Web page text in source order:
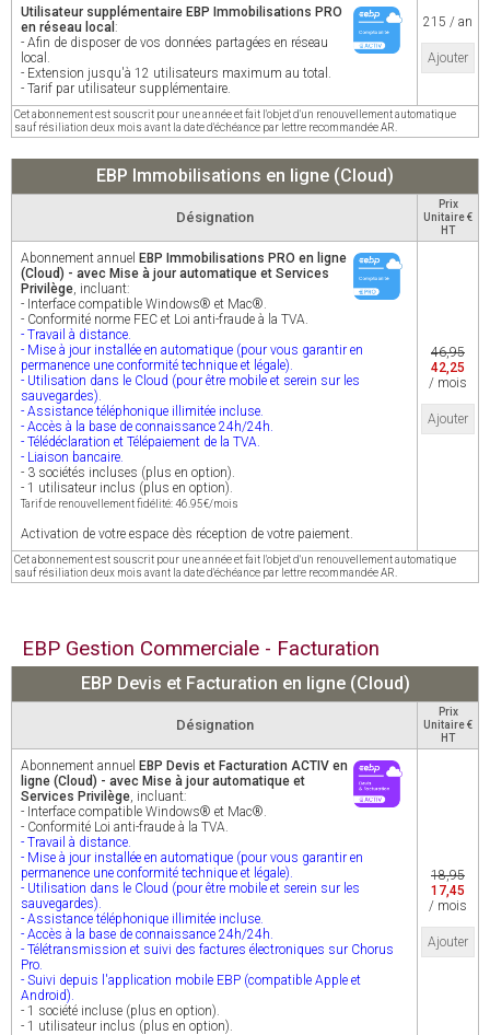
Utilisateur supplémentaire EBP Immobilisations PRO
en réseau local :
- Afin de disposer de vos données partagées en réseau
local.
- Extension jusqu'à 12 utilisateurs maximum au total.
- Tarif par utilisateur supplémentaire.
215 / an
Ajouter
Cet abonnement est souscrit pour une année et fait l'objet d'un renouvellement automatique
sauf résiliation deux mois avant la date d'échéance par lettre recommandée AR.
EBP Immobilisations en ligne (Cloud)
Désignation
Prix
Unitaire €
HT
Abonnement annuel EBP Immobilisations PRO en ligne
(Cloud) - avec Mise à jour automatique et Services
Privilège, incluant:
- Interface compatible Windows® et Mac®.
- Conformité norme FEC et Loi anti-fraude à la TVA.
- Travail à distance.
- Mise à jour installée en automatique (pour vous garantir en
permanence une conformité technique et légale).
- Utilisation dans le Cloud (pour être mobile et serein sur les
sauvegardes).
- Assistance téléphonique illimitée incluse.
- Accès à la base de connaissance 24h/24h.
- Télédéclaration et Télépaiement de la TVA.
- Liaison bancaire.
- 3 sociétés incluses (plus en option).
- 1 utilisateur inclus (plus en option).
Tarif de renouvellement fidélité: 46.95€/mois
Activation de votre espace dès réception de votre paiement.
46,95
42,25
/ mois
Ajouter
Cet abonnement est souscrit pour une année et fait l'objet d'un renouvellement automatique
sauf résiliation deux mois avant la date d'échéance par lettre recommandée AR.
EBP Gestion Commerciale - Facturation
EBP Devis et Facturation en ligne (Cloud)
Désignation
Prix
Unitaire €
HT
Abonnement annuel EBP Devis et Facturation ACTIV en
ligne (Cloud) - avec Mise à jour automatique et
Services Privilège, incluant:
- Interface compatible Windows® et Mac®.
- Conformité Loi anti-fraude à la TVA.
- Travail à distance.
- Mise à jour installée en automatique (pour vous garantir en
permanence une conformité technique et légale).
- Utilisation dans le Cloud (pour être mobile et serein sur les
sauvegardes).
- Assistance téléphonique illimitée incluse.
- Accès à la base de connaissance 24h/24h.
- Télétransmission et suivi des factures électroniques sur Chorus
Pro.
- Suivi depuis l'application mobile EBP (compatible Apple et
Android).
- 1 société incluse (plus en option).
- 1 utilisateur inclus (plus en option).
18,95
17,45
/ mois
Ajouter